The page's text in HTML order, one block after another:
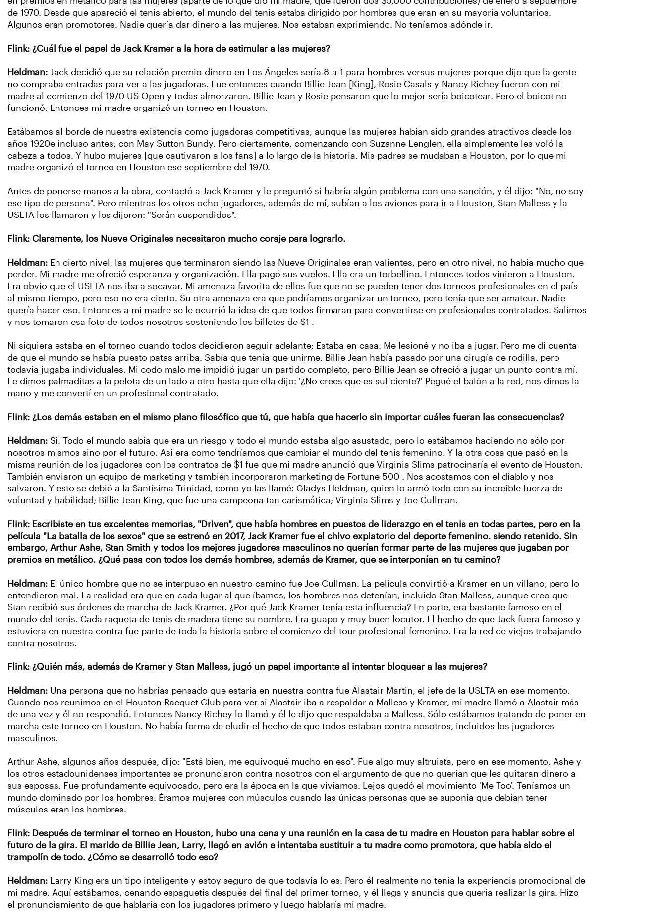
de 1970. Desde que apareció el tenis abierto, el mundo del tenis estaba dirigido por hombres que eran en su mayoría voluntarios.
Algunos eran promotores. Nadie quería dar dinero a las mujeres. Nos estaban exprimiendo. No teníamos adónde ir.
Flink: ¿Cuál fue el papel de Jack Kramer a la hora de estimular a las mujeres?
Heldman: Jack decidió que su relación premio-dinero en Los Ángeles sería 8-a-1 para hombres versus mujeres porque dijo que la gente
no compraba entradas para ver a las jugadoras. Fue entonces cuando Billie Jean [King], Rosie Casals y Nancy Richey fueron con mi
madre al comienzo del 1970 US Open y todas almorzaron. Billie Jean y Rosie pensaron que lo mejor sería boicotear. Pero el boicot no
funcionó. Entonces mi madre organizó un torneo en Houston.
Estábamos al borde de nuestra existencia como jugadoras competitivas, aunque las mujeres habían sido grandes atractivos desde los
años 1920e incluso antes, con May Sutton Bundy. Pero ciertamente, comenzando con Suzanne Lenglen, ella simplemente les voló la
cabeza a todos. Y hubo mujeres [que cautivaron a los fans] a lo largo de la historia. Mis padres se mudaban a Houston, por lo que mi
madre organizó el torneo en Houston ese septiembre del 1970.
Antes de ponerse manos a la obra, contactó a Jack Kramer y le preguntó si habría algún problema con una sanción, y él dijo: "No, no soy
ese tipo de persona". Pero mientras los otros ocho jugadores, además de mí, subían a los aviones para ir a Houston, Stan Malless y la
USLTA los llamaron y les dijeron: "Serán suspendidos".
Flink: Claramente, los Nueve Originales necesitaron mucho coraje para lograrlo.
Heldman: En cierto nivel, las mujeres que terminaron siendo las Nueve Originales eran valientes, pero en otro nivel, no había mucho que
perder. Mi madre me ofreció esperanza y organización. Ella pagó sus vuelos. Ella era un torbellino. Entonces todos vinieron a Houston.
Era obvio que el USLTA nos iba a socavar. Mi amenaza favorita de ellos fue que no se pueden tener dos torneos profesionales en el país
al mismo tiempo, pero eso no era cierto. Su otra amenaza era que podríamos organizar un torneo, pero tenía que ser amateur. Nadie
quería hacer eso. Entonces a mi madre se le ocurrió la idea de que todos firmaran para convertirse en profesionales contratados. Salimos
y nos tomaron esa foto de todos nosotros sosteniendo los billetes de $1 .
Ni siquiera estaba en el torneo cuando todos decidieron seguir adelante; Estaba en casa. Me lesioné y no iba a jugar. Pero me di cuenta
de que el mundo se había puesto patas arriba. Sabía que tenía que unirme. Billie Jean había pasado por una cirugía de rodilla, pero
todavía jugaba individuales. Mi codo malo me impidió jugar un partido completo, pero Billie Jean se ofreció a jugar un punto contra mí.
Le dimos palmaditas a la pelota de un lado a otro hasta que ella dijo: '¿No crees que es suficiente?' Pegué el balón a la red, nos dimos la
mano y me convertí en un profesional contratado.
Flink: ¿Los demás estaban en el mismo plano filosófico que tú, que había que hacerlo sin importar cuáles fueran las consecuencias?
Heldman: Sí. Todo el mundo sabía que era un riesgo y todo el mundo estaba algo asustado, pero lo estábamos haciendo no sólo por
nosotros mismos sino por el futuro. Así era como tendríamos que cambiar el mundo del tenis femenino. Y la otra cosa que pasó en la
misma reunión de los jugadores con los contratos de $1 fue que mi madre anunció que Virginia Slims patrocinaría el evento de Houston.
También enviaron un equipo de marketing y también incorporaron marketing de Fortune 500 . Nos acostamos con el diablo y nos
salvaron. Y esto se debió a la Santísima Trinidad, como yo las llamé: Gladys Heldman, quien lo armó todo con su increíble fuerza de
voluntad y habilidad; Billie Jean King, que fue una campeona tan carismática; Virginia Slims y Joe Cullman.
Flink: Escribiste en tus excelentes memorias, "Driven", que había hombres en puestos de liderazgo en el tenis en todas partes, pero en la
película "La batalla de los sexos" que se estrenó en 2017, Jack Kramer fue el chivo expiatorio del deporte femenino. siendo retenido. Sin
embargo, Arthur Ashe, Stan Smith y todos los mejores jugadores masculinos no querían formar parte de las mujeres que jugaban por
premios en metálico. ¿Qué pasa con todos los demás hombres, además de Kramer, que se interponían en tu camino?
Heldman: El único hombre que no se interpuso en nuestro camino fue Joe Cullman. La película convirtió a Kramer en un villano, pero lo
entendieron mal. La realidad era que en cada lugar al que íbamos, los hombres nos detenían, incluido Stan Malless, aunque creo que
Stan recibió sus órdenes de marcha de Jack Kramer. ¿Por qué Jack Kramer tenía esta influencia? En parte, era bastante famoso en el
mundo del tenis. Cada raqueta de tenis de madera tiene su nombre. Era guapo y muy buen locutor. El hecho de que Jack fuera famoso y
estuviera en nuestra contra fue parte de toda la historia sobre el comienzo del tour profesional femenino. Era la red de viejos trabajando
contra nosotros.
Flink: ¿Quién más, además de Kramer y Stan Malless, jugó un papel importante al intentar bloquear a las mujeres?
Heldman: Una persona que no habrías pensado que estaría en nuestra contra fue Alastair Martin, el jefe de la USLTA en ese momento.
Cuando nos reunimos en el Houston Racquet Club para ver si Alastair iba a respaldar a Malless y Kramer, mi madre llamó a Alastair más
de una vez y él no respondió. Entonces Nancy Richey lo llamó y él le dijo que respaldaba a Malless. Sólo estábamos tratando de poner en
marcha este torneo en Houston. No había forma de eludir el hecho de que todos estaban contra nosotros, incluidos los jugadores
masculinos.
Arthur Ashe, algunos años después, dijo: "Está bien, me equivoqué mucho en eso". Fue algo muy altruista, pero en ese momento, Ashe y
los otros estadounidenses importantes se pronunciaron contra nosotros con el argumento de que no querían que les quitaran dinero a
sus esposas. Fue profundamente equivocado, pero era la época en la que vivíamos. Lejos quedó el movimiento 'Me Too'. Teníamos un
mundo dominado por los hombres. Éramos mujeres con músculos cuando las únicas personas que se suponía que debían tener
músculos eran los hombres.
Flink: Después de terminar el torneo en Houston, hubo una cena y una reunión en la casa de tu madre en Houston para hablar sobre el
futuro de la gira. El marido de Billie Jean, Larry, llegó en avión e intentaba sustituir a tu madre como promotora, que había sido el
trampolín de todo. ¿Cómo se desarrolló todo eso?
Heldman: Larry King era un tipo inteligente y estoy seguro de que todavía lo es. Pero él realmente no tenía la experiencia promocional de
mi madre. Aquí estábamos, cenando espaguetis después del final del primer torneo, y él llega y anuncia que quería realizar la gira. Hizo
el pronunciamiento de que hablaría con los jugadores primero y luego hablaría mi madre.